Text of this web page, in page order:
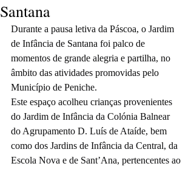
Santana
Durante a pausa letiva da Páscoa, o Jardim
de Infância de Santana foi palco de
momentos de grande alegria e partilha, no
âmbito das atividades promovidas pelo
Município de Peniche.
Este espaço acolheu crianças provenientes
do Jardim de Infância da Colónia Balnear
do Agrupamento D. Luís de Ataíde, bem
como dos Jardins de Infância da Central, da
Escola Nova e de Sant’Ana, pertencentes ao